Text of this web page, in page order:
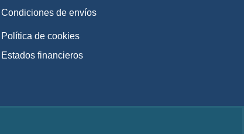
Condiciones de envíos
Política de cookies
Estados financieros